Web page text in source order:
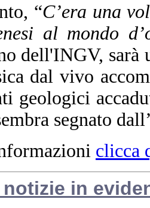
“C’era una
al mondo
dell'INGV,
dal vivo
geologici
segnato
clicca
in